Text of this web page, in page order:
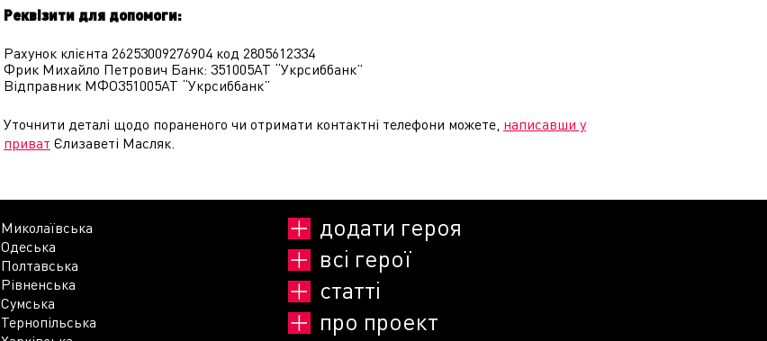
Реквізити для допомоги:
Рахунок клієнта 26253009276904 код 2805612334
Фрик Михайло Петрович Банк: 351005АТ “Укрсиббанк”
Відправник МФО351005АТ “Укрсиббанк”
Уточнити деталі щодо пораненого чи отримати контактні телефони можете, написавши у
приват Єлизаветі Масляк.
Миколаївська
Одеська
Полтавська
Рівненська
Сумська
Тернопільська
додати героя
всі герої
статті
про проект